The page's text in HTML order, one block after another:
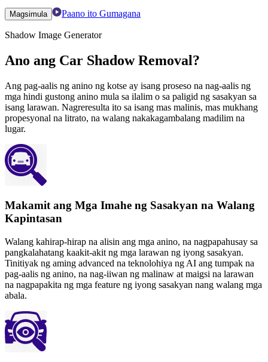
Magsimula Paano ito Gumagana
Shadow Image Generator
Ano ang Car Shadow Removal?
Ang pag-aalis ng anino ng kotse ay isang proseso na nag-aalis ng
mga hindi gustong anino mula sa ilalim o sa paligid ng sasakyan sa
isang larawan. Nagreresulta ito sa isang mas malinis, mas mukhang
propesyonal na litrato, na walang nakakagambalang madilim na
lugar.
Makamit ang Mga Imahe ng Sasakyan na Walang
Kapintasan
Walang kahirap-hirap na alisin ang mga anino, na nagpapahusay sa
pangkalahatang kaakit-akit ng mga larawan ng iyong sasakyan.
Tinitiyak ng aming advanced na teknolohiya ng AI ang tumpak na
pag-aalis ng anino, na nag-iiwan ng malinaw at maigsi na larawan
na nagpapakita ng mga feature ng iyong sasakyan nang walang mga
abala.